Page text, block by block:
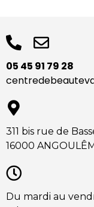
05 45 91 79 28
311 bis rue de
16000
Du mardi au